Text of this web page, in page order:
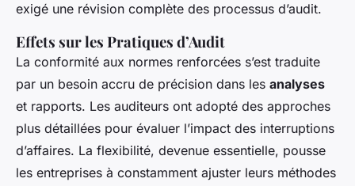
exigé une révision complète des processus d’audit.
Effets sur les Pratiques d’Audit
La conformité aux normes renforcées s’est traduite
par un besoin accru de précision dans les analyses
et rapports. Les auditeurs ont adopté des approches
plus détaillées pour évaluer l’impact des interruptions
d’affaires. La flexibilité, devenue essentielle, pousse
les entreprises à constamment ajuster leurs méthodes